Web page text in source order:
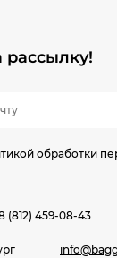
рассылкy!
обработки
(812) 459-08-43